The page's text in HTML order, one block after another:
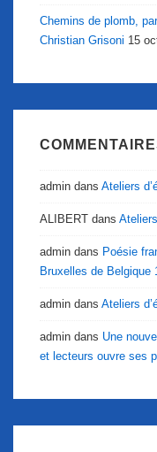
Chemins de plomb,
Christian Grisoni 15
admin dans Ateliers
ALIBERT dans
admin dans Poésie
Bruxelles de Belgique
admin dans Ateliers
admin dans Une
et lecteurs ouvre ses